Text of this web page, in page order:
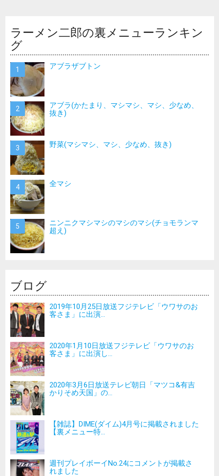
ラーメン二郎の裏メニューランキン
グ
アブラザブトン
アブラ(かたまり、マシマシ、マシ、少なめ、
抜き)
野菜(マシマシ、マシ、少なめ、抜き)
全マシ
ニンニクマシマシのマシのマシ(チョモランマ
超え)
ブログ
2019年10月25日放送フジテレビ「ウワサのお
客さま」に出演...
2020年1月10日放送フジテレビ「ウワサのお
客さま」に出演し...
2020年3月6日放送テレビ朝日「マツコ&有吉
かりそめ天国」の...
【雑誌】DIME(ダイム)4月号に掲載されました
【裏メニュー特...
週刊プレイボーイNo.24にコメントが掲載さ
れました